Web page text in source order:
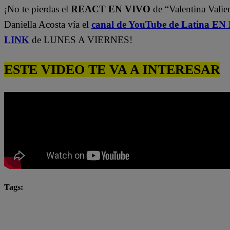
¡No te pierdas el REACT EN VIVO de “Valentina
Daniella Acosta vía el canal de YouTube de Latina EN
LINK de LUNES A VIERNES!
ESTE VIDEO TE VA A INTERESAR
Tags: